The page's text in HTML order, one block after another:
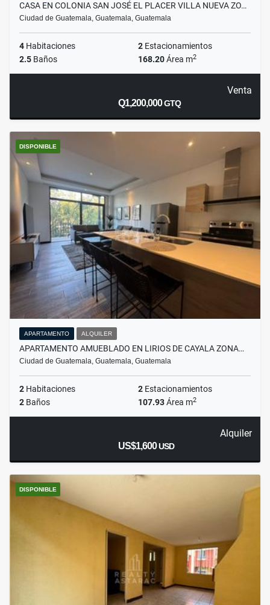
CASA EN COLONIA SAN JOSÉ EL PLACER VILLA NUEVA ZO…
Ciudad de Guatemala, Guatemala, Guatemala
4 Habitaciones 2 Estacionamientos
2.5 Baños 168.20Área m2
Venta
Q1,200,000GTQ
DISPONIBLE
APARTAMENTO ALQUILER
APARTAMENTO AMUEBLADO EN LIRIOS DE CAYALA ZONA…
Ciudad de Guatemala, Guatemala, Guatemala
2 Habitaciones 2 Estacionamientos
2 Baños 107.93Área m2
Alquiler
US$1,600USD
DISPONIBLE